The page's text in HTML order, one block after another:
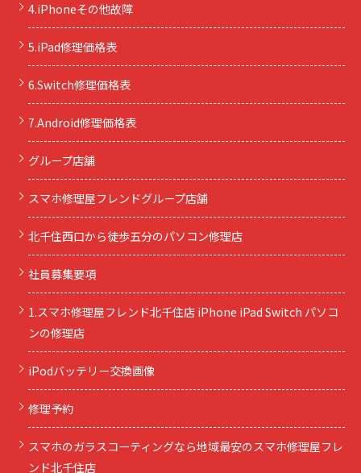
4.iPhoneその他故障
5.iPad修理価格表
6.Switch修理価格表
7.Android修理価格表
グループ店舗
スマホ修理屋フレンドグループ店舗
北千住西口から徒歩五分のパソコン修理店
社員募集要項
1.スマホ修理屋フレンド北千住店 iPhone iPad Switch パソコ
ンの修理店
iPodバッテリー交換画像
修理予約
スマホのガラスコーティングなら地域最安のスマホ修理屋フレ
ンド北千住店